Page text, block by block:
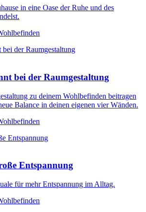
in eine Oase der Ruhe und des
bei der Raumgestaltung
zu deinem Wohlbefinden beitragen
Balance in deinen eigenen vier Wänden.
Entspannung
für mehr Entspannung im Alltag.